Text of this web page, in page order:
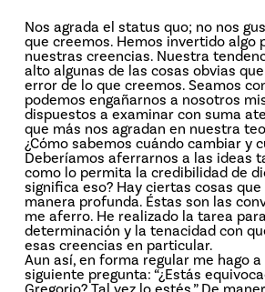
Nos agrada el status quo; no nos
que creemos. Hemos invertido algo
nuestras creencias. Nuestra
alto algunas de las cosas obvias
error de lo que creemos. Seamos
podemos engañarnos a nosotros
dispuestos a examinar con suma
que más nos agradan en nuestra
¿Cómo sabemos cuándo cambiar y
Deberíamos aferrarnos a las ideas
como lo permita la credibilidad de
significa eso? Hay ciertas cosas
manera profunda. Éstas son las
me aferro. He realizado la tarea
determinación y la tenacidad con
esas creencias en particular.
Aun así, en forma regular me hago
siguiente pregunta: “¿Estás